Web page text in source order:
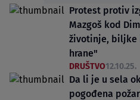
Protest protiv
Mazgoš kod
životinje, biljke
hrane"
DRUŠTVO12.10.25.
Da li je u sela
pogođena